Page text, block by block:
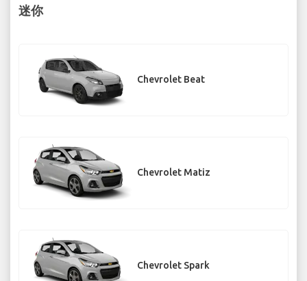
迷你
Chevrolet Beat
Chevrolet Matiz
Chevrolet Spark